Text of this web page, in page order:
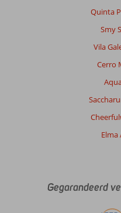
Quinta
Smy
Vila
Cerro
Gegarandeerd